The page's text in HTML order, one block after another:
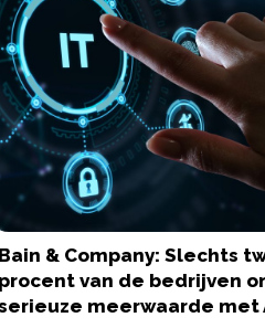
Bain & Company: Slechts
procent van de bedrijven
meerwaarde met